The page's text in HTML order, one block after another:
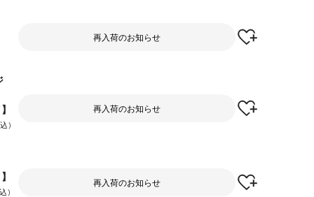
再入荷のお知らせ
再入荷のお知らせ
再入荷のお知らせ